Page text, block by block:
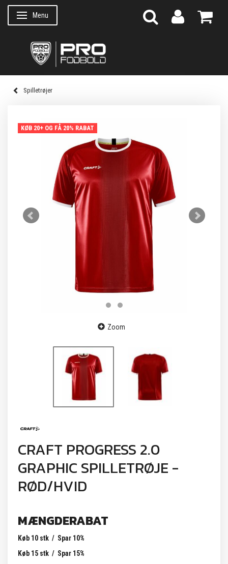
Skifte navigation
Menu
Spilletrøjer
KØB 20+ OG FÅ 20% RABAT
Zoom
CRAFT PROGRESS 2.0
GRAPHIC SPILLETRØJE -
RØD/HVID
MÆNGDERABAT
Køb 10 stk / Spar 10%
Køb 15 stk / Spar 15%